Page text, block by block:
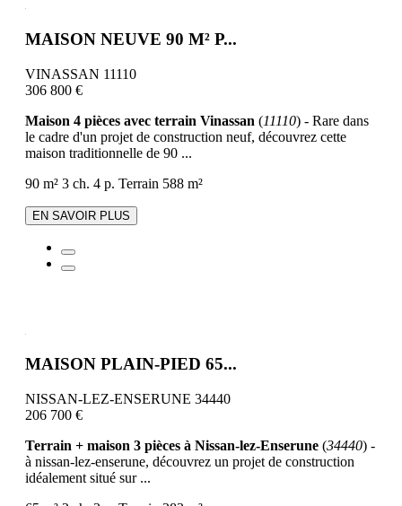
MAISON NEUVE 90 M² P...
VINASSAN 11110
306 800 €
Maison 4 pièces avec terrain Vinassan (11110) - Rare dans
le cadre d'un projet de construction neuf, découvrez cette
maison traditionnelle de 90 ...
90 m² 3 ch. 4 p. Terrain 588 m²
EN SAVOIR PLUS
MAISON PLAIN-PIED 65...
NISSAN-LEZ-ENSERUNE 34440
206 700 €
Terrain + maison 3 pièces à Nissan-lez-Enserune (34440) -
à nissan-lez-enserune, découvrez un projet de construction
idéalement situé sur ...